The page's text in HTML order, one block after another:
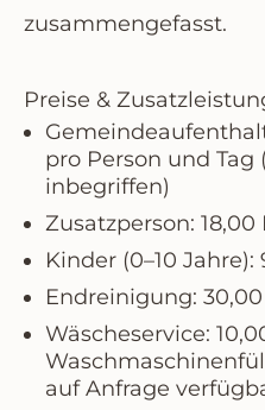
zusammengefasst.
Preise &
pro Person und
inbegriffen)
Zusatzperson: 18,00
Kinder (0–10 Jahre):
Endreinigung:
Wäscheservice:
auf Anfrage